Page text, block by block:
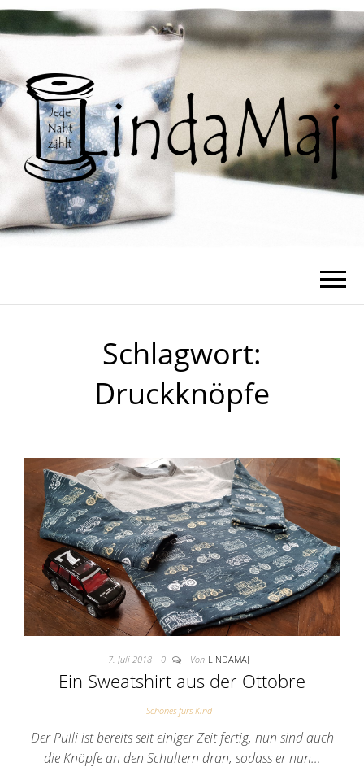
Schlagwort:
Druckknöpfe
7. Juli 2018 0 Von LINDAMAJ
Ein Sweatshirt aus der Ottobre
Schönes fürs Kind
Der Pulli ist bereits seit einiger Zeit fertig, nun sind auch
die Knöpfe an den Schultern dran, sodass er nun…